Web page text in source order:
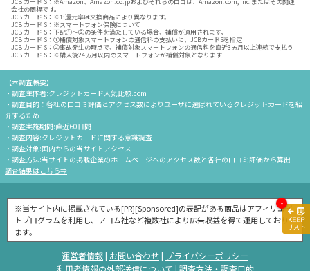
-
会社の商標です。
JCB カード S：※1:還元率は交換商品により異なります。
JCB カード S：※スマートフォン保険について
JCB カード S：下記①～②の条件を満たしている場合、補償が適用されます。
JCB カード S：①補償対象スマートフォンの通信料の支払いに、JCBカードSを指定
JCB カード S：②事故発生の時点で、補償対象スマートフォンの通信料を直近3ヵ月以上連続で支払う
JCB カード S：※購入後24ヵ月以内のスマートフォンが補償対象となります
【本調査概要】
・調査主体者:クレジットカード人気比較.com
・調査目的：各社の口コミ評価とアクセス数によりユーザに選ばれているクレジットカードを紹
介するため
・調査実施期間:直近60日間
・調査内容:クレジットカードに関する意識調査
・調査対象:国内からの当サイトアクセス
・調査方法:当サイトの掲載企業のホームページへのアクセス数と各社の口コミ評価から算出
調査結果はこちら⇒
※当サイト内に掲載されている[PR][Sponsored]の表記がある商品はアフィリエイ
トプログラムを利用し、アコム社など複数社により広告収益を得て運用しており
ます。
運営者情報| お問い合わせ| プライバシーポリシー
利用者情報の外部送信について | 調査方法・調査目的